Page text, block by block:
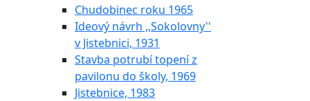
Chudobinec roku 1965
Ideový návrh ,,Sokolovny''
v Jistebnici, 1931
Stavba potrubí topení z
pavilonu do školy, 1969
Jistebnice, 1983